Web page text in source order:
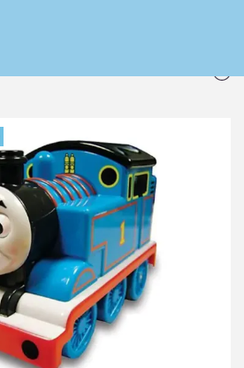
NEXT